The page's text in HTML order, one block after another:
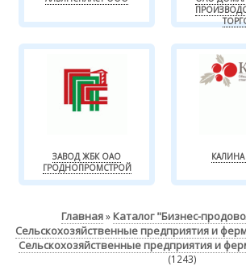
ЗАВОД ЖБК ОАО
ГРОДНОПРОМСТРОЙ
Главная» Каталог "Бизнес-
Сельскохозяйственные предприятия и
Сельскохозяйственные предприятия и
(1243)